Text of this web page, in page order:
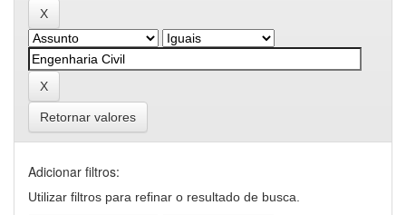
Retornar valores
Adicionar filtros:
Utilizar filtros para refinar o resultado de busca.